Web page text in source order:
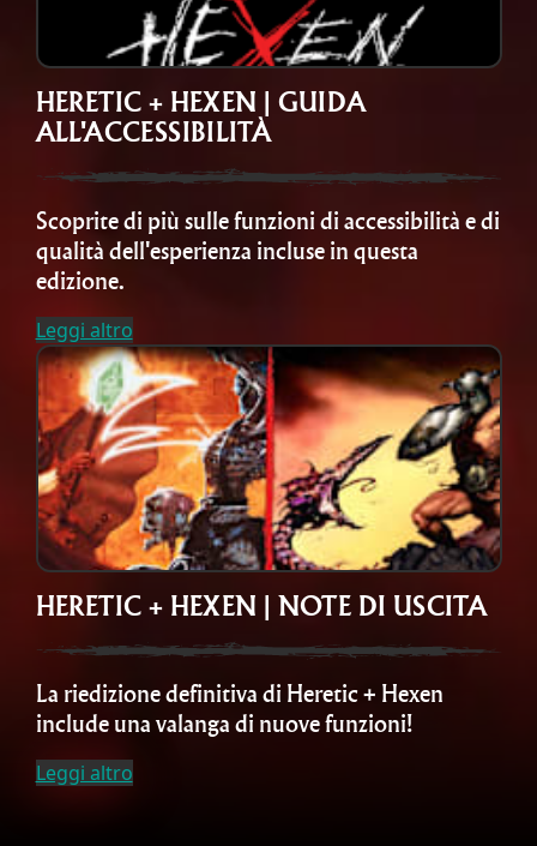
HERETIC + HEXEN | GUIDA
ALL'ACCESSIBILITÀ
Scoprite di più sulle funzioni di accessibilità e di
qualità dell'esperienza incluse in questa
edizione.
Leggi altro
HERETIC + HEXEN | NOTE DI USCITA
La riedizione definitiva di Heretic + Hexen
include una valanga di nuove funzioni!
Leggi altro